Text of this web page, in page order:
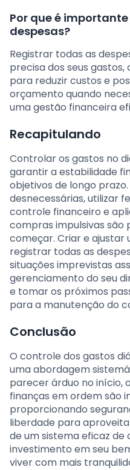
Por que é
despesas?
Registrar todas as
precisa dos seus
para reduzir custos e
orçamento quando
uma gestão financeira
Recapitulando
Controlar os gastos no
garantir a estabilidade
objetivos de longo
desnecessárias, utilizar
controle financeiro e
compras impulsivas
começar. Criar e ajustar
registrar todas as
situações imprevistas
gerenciamento do seu
e tomar os próximos
para a manutenção do
Conclusão
O controle dos gastos
uma abordagem
parecer árduo no início,
finanças em ordem são
proporcionando
liberdade para
de um sistema eficaz
investimento em seu
viver com mais